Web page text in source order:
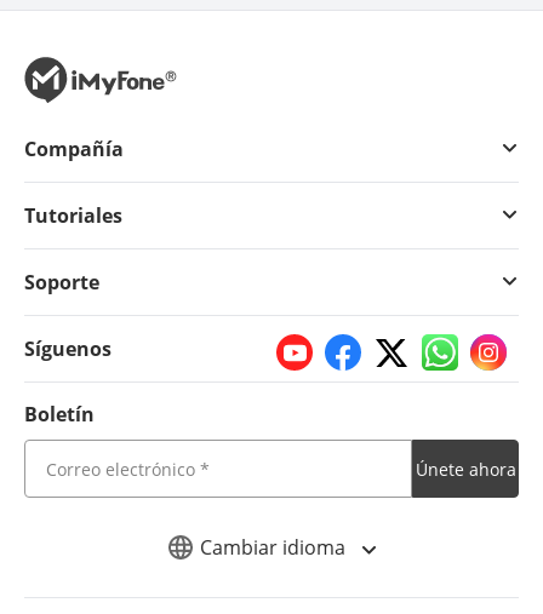
Cambiar idioma
Compañía
Tutoriales
Soporte
Síguenos
Boletín
Únete ahora